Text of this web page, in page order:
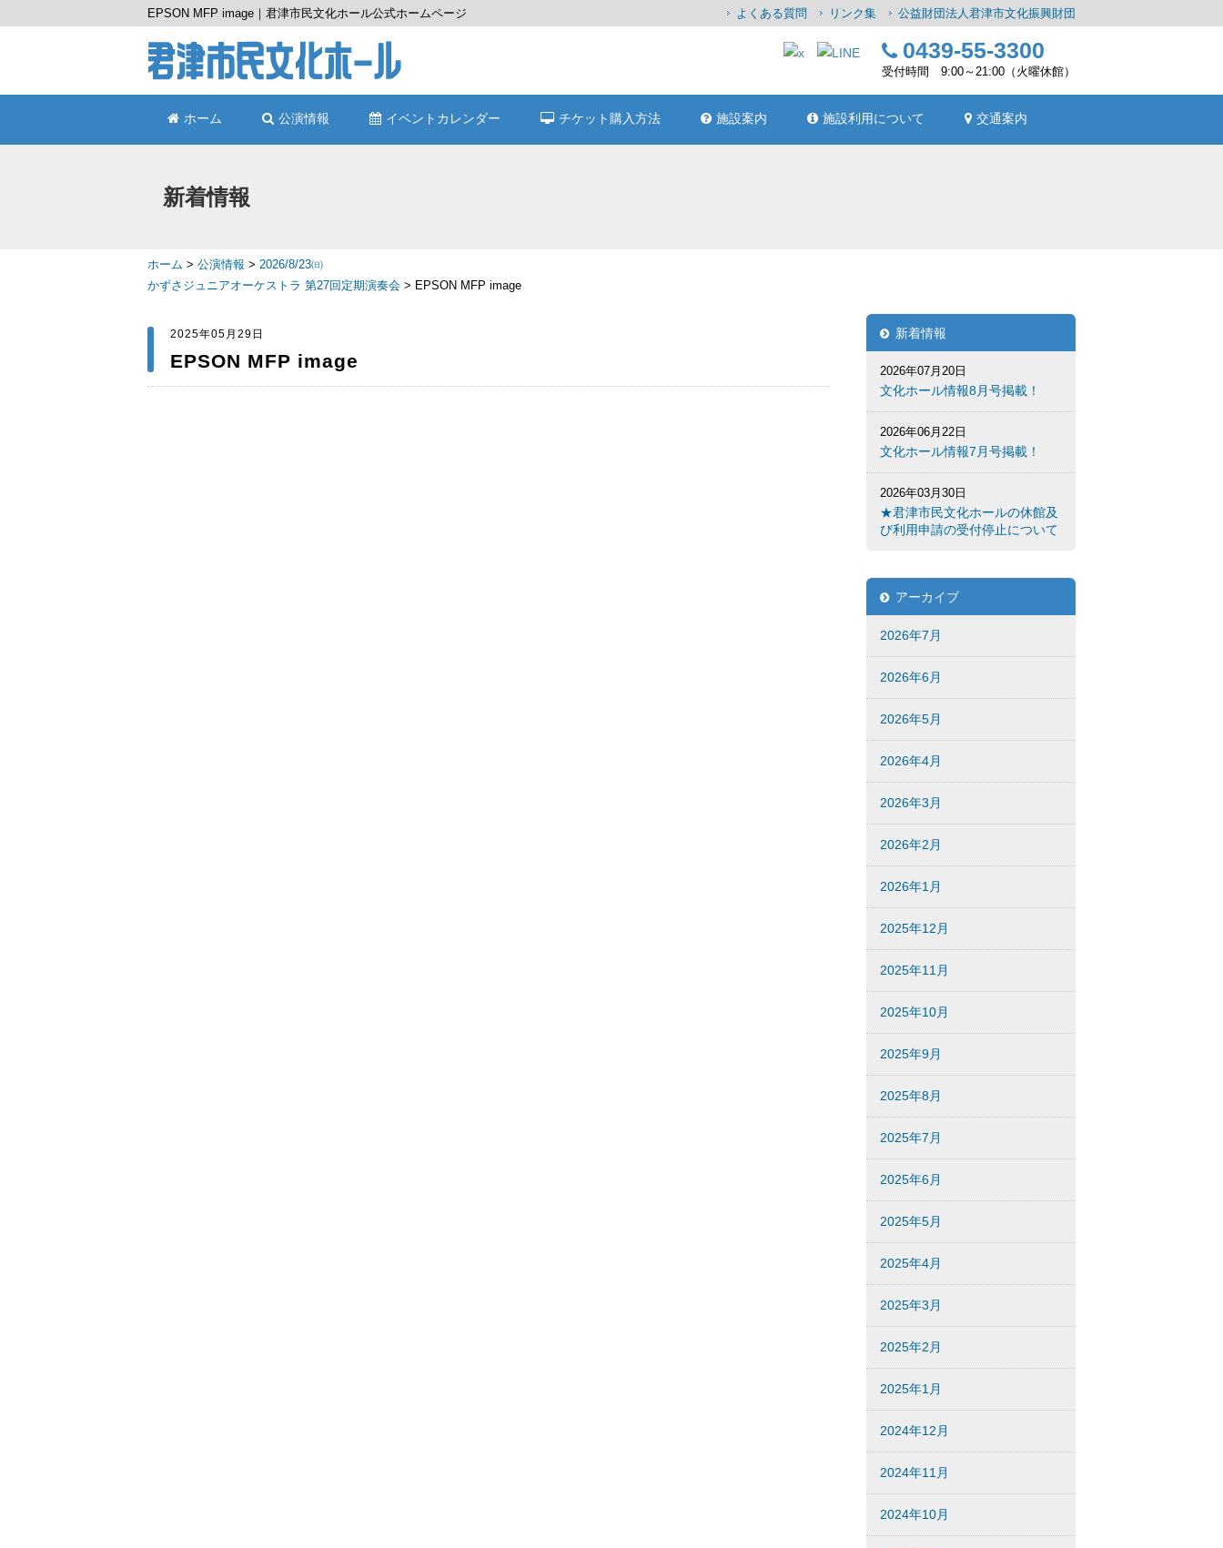
EPSON MFP image｜君津市民文化ホール公式ホームページ よくある質問 リンク集 公益財団法人君津市文化振興財団
0439-55-3300
受付時間 9:00～21:00（火曜休館）
ホーム 公演情報 イベントカレンダー チケット購入方法 施設案内 施設利用について 交通案内
新着情報
ホーム > 公演情報 > 2026/8/23㈰
かずさジュニアオーケストラ 第27回定期演奏会 > EPSON MFP image
2025年05月29日
EPSON MFP image
新着情報
2026年07月20日
文化ホール情報8月号掲載！
2026年06月22日
文化ホール情報7月号掲載！
2026年03月30日
★君津市民文化ホールの休館及
び利用申請の受付停止について
アーカイブ
2026年7月
2026年6月
2026年5月
2026年4月
2026年3月
2026年2月
2026年1月
2025年12月
2025年11月
2025年10月
2025年9月
2025年8月
2025年7月
2025年6月
2025年5月
2025年4月
2025年3月
2025年2月
2025年1月
2024年12月
2024年11月
2024年10月